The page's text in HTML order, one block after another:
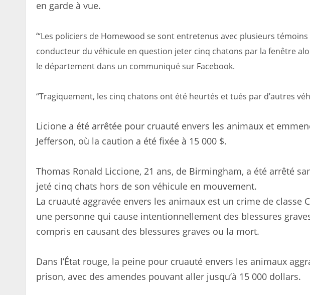
en garde à vue.
‘“Les policiers de Homewood se sont entretenus avec plusieurs
conducteur du véhicule en question jeter cinq chatons par la fenêtre
le département dans un communiqué sur Facebook.
“Tragiquement, les cinq chatons ont été heurtés et tués par d’autres
Licione a été arrêtée pour cruauté envers les animaux et
Jefferson, où la caution a été fixée à 15 000 $.
Thomas Ronald Liccione, 21 ans, de Birmingham, a été arrêté
jeté cinq chats hors de son véhicule en mouvement.
La cruauté aggravée envers les animaux est un crime de classe
une personne qui cause intentionnellement des blessures
compris en causant des blessures graves ou la mort.
Dans l’État rouge, la peine pour cruauté envers les animaux
prison, avec des amendes pouvant aller jusqu’à 15 000 dollars.